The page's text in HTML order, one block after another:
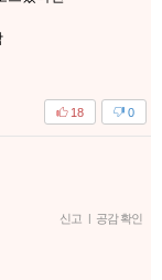
0
18
신고 | 공감 확인